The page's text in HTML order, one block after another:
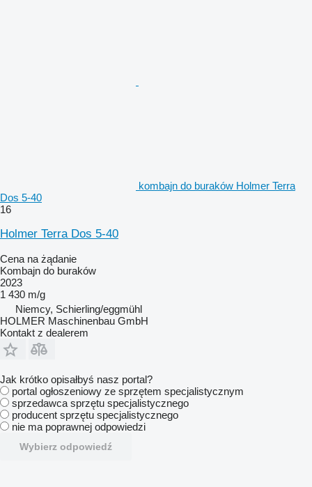
kombajn do buraków Holmer Terra
Dos 5-40
16
Holmer Terra Dos 5-40
Cena na żądanie
Kombajn do buraków
2023
1 430 m/g
Niemcy, Schierling/eggmühl
HOLMER Maschinenbau GmbH
Kontakt z dealerem
Jak krótko opisałbyś nasz portal?
portal ogłoszeniowy ze sprzętem specjalistycznym
sprzedawca sprzętu specjalistycznego
producent sprzętu specjalistycznego
nie ma poprawnej odpowiedzi
Wybierz odpowiedź